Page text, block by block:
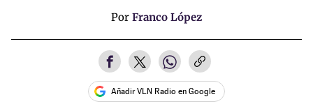
Por Franco López
Añadir VLN Radio en Google